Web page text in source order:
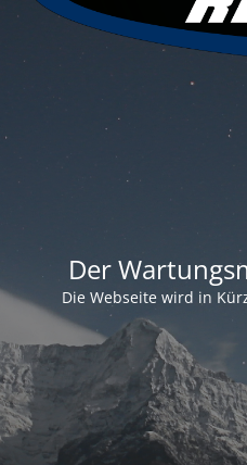
Der
Die Webseite wird in